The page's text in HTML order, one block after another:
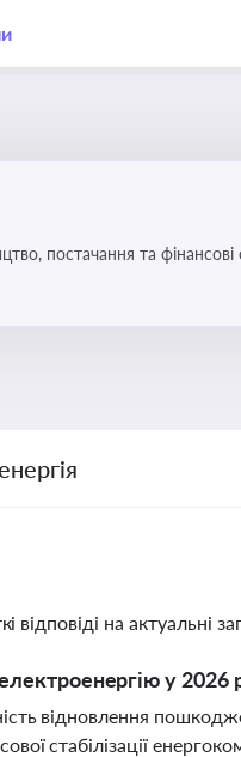
постачання та
на актуальні
у 2026
відновлення
стабілізації